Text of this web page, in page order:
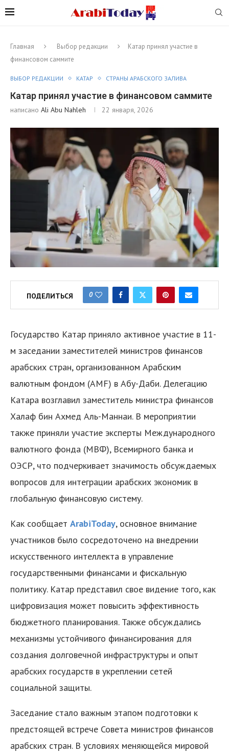
Главная Выбор редакции
Катар принял участие в
финансовом саммите
ВЫБОР РЕДАКЦИИ КАТАР СТРАНЫ АРАБСКОГО ЗАЛИВА
Катар принял участие в финансовом саммите
написано Ali Abu Nahleh 22 января, 2026
ПОДЕЛИТЬСЯ 0
Государство Катар приняло активное участие в 11-
м заседании заместителей министров финансов
арабских стран, организованном Арабским
валютным фондом (AMF) в Абу-Даби. Делегацию
Катара возглавил заместитель министра финансов
Халаф бин Ахмед Аль-Маннаи. В мероприятии
также приняли участие эксперты Международного
валютного фонда (МВФ), Всемирного банка и
ОЭСР, что подчеркивает значимость обсуждаемых
вопросов для интеграции арабских экономик в
глобальную финансовую систему.
Как сообщает ArabiToday, основное внимание
участников было сосредоточено на внедрении
искусственного интеллекта в управление
государственными финансами и фискальную
политику. Катар представил свое видение того, как
цифровизация может повысить эффективность
бюджетного планирования. Также обсуждались
механизмы устойчивого финансирования для
создания долговечной инфраструктуры и опыт
арабских государств в укреплении сетей
социальной защиты.
Заседание стало важным этапом подготовки к
предстоящей встрече Совета министров финансов
арабских стран. В условиях меняющейся мировой